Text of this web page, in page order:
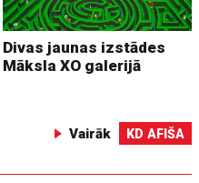
Divas jaunas izstādes
Māksla XO galerijā
Vairāk KD AFIŠA